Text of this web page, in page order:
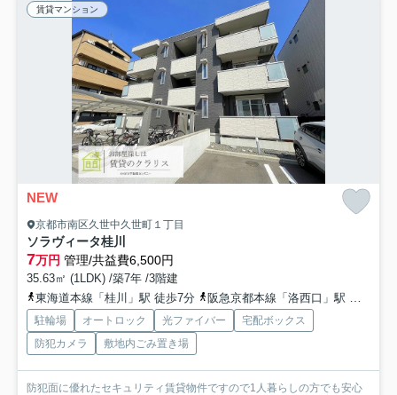
賃貸マンション
NEW
京都市南区久世中久世町１丁目
ソラヴィータ桂川
7万円 管理/共益費6,500円
35.63㎡ (1LDK) /築7年 /3階建
東海道本線「桂川」駅 徒歩7分
阪急京都本線「洛西口」駅 徒歩18分
駐輪場 オートロック 光ファイバー
宅配ボックス
防犯カメラ
敷地内ごみ置き場
防犯面に優れたセキュリティ賃貸物件ですので1人暮らしの方でも安心